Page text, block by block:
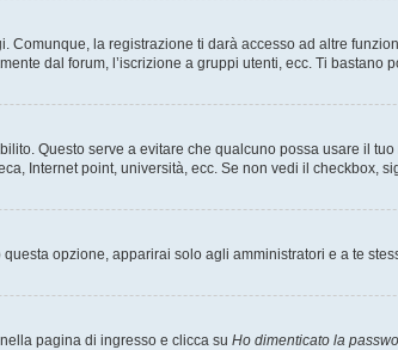
la registrazione ti darà accesso ad altre
dal forum, l’iscrizione a gruppi utenti, ecc. Ti
Questo serve a evitare che qualcuno possa usare il
Internet point, università, ecc. Se non vedi il checkbox,
questa opzione, apparirai solo agli amministratori e a te
pagina di ingresso e clicca su Ho dimenticato la